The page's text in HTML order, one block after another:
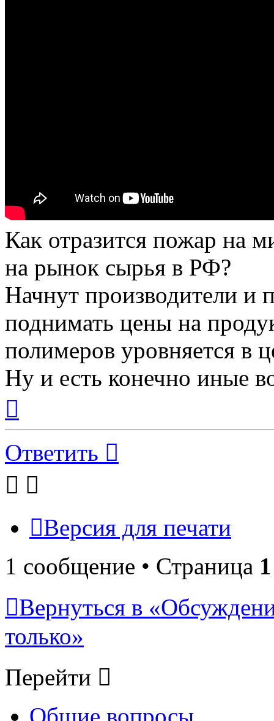
Как отразится пожар на
на рынок сырья в РФ?
Начнут производители и
поднимать цены на
полимеров уровняется в
Ну и есть конечно иные
началу
Ответить
Версия для печати
1 сообщение • Страница 1
Вернуться в
только»
Перейти